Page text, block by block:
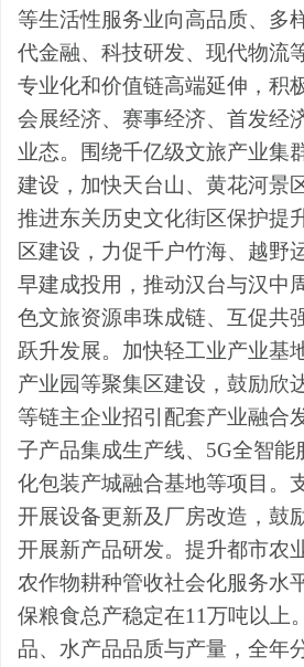
等生活性服务业向高品质、多
代金融、科技研发、现代物流
专业化和价值链高端延伸，积
会展经济、赛事经济、首发经
业态。围绕千亿级文旅产业集
建设，加快天台山、黄花河景
推进东关历史文化街区保护提
区建设，力促千户竹海、越野
早建成投用，推动汉台与汉中
色文旅资源串珠成链、互促共
跃升发展。加快轻工业产业基
产业园等聚集区建设，鼓励欣
等链主企业招引配套产业融合
子产品集成生产线、 5G全智能
化包装产城融合基地等项目。
开展设备更新及厂房改造，鼓
开展新产品研发。提升都市农
农作物耕种管收社会化服务水
保粮食总产稳定在11万吨以上
品、水产品品质与产量，全年